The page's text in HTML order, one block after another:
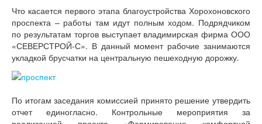
Что касается первого этапа благоустройства Хорохоновского
проспекта – работы там идут полным ходом. Подрядчиком
по результатам торгов выступает владимирская фирма ООО
«СЕВЕРСТРОЙ-С». В данный момент рабочие занимаются
укладкой брусчатки на центральную пешеходную дорожку.
По итогам заседания комиссией принято решение утвердить
отчет единогласно. Контрольные мероприятия за